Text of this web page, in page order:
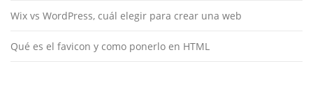
Wix vs WordPress, cuál elegir para crear una web
Qué es el favicon y como ponerlo en HTML